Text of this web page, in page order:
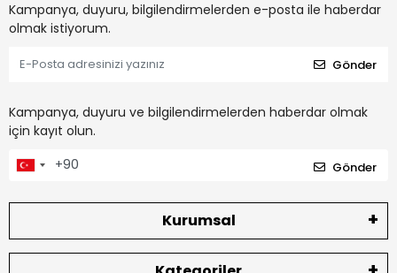
Kampanya, duyuru, bilgilendirmelerden e-posta ile haberdar
olmak istiyorum.
Gönder
Kampanya, duyuru ve bilgilendirmelerden haberdar olmak
için kayıt olun.
Gönder
Kurumsal